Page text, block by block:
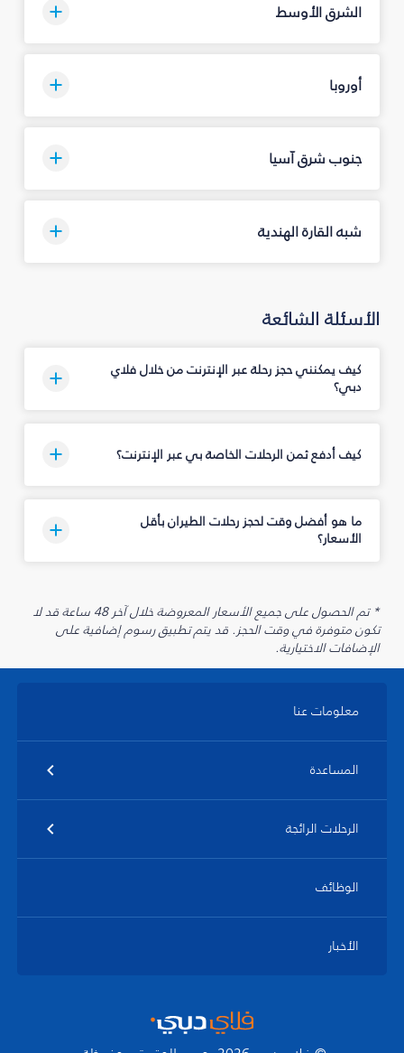
الشرق الأوسط
أوروبا
جنوب شرق آسيا
شبه القارة الهندية
الأسئلة الشائعة
كيف يمكنني حجز رحلة عبر الإنترنت من خلال فلاي
دبي؟
كيف أدفع ثمن الرحلات الخاصة بي عبر الإنترنت؟
ما هو أفضل وقت لحجز رحلات الطيران بأقل
الأسعار؟
* تم الحصول على جميع الأسعار المعروضة خلال آخر 48 ساعة قد لا
تكون متوفرة في وقت الحجز. قد يتم تطبيق رسوم إضافية على
الإضافات الاختيارية.
معلومات عنا
المساعدة
الرحلات الرائجة
الوظائف
الأخبار